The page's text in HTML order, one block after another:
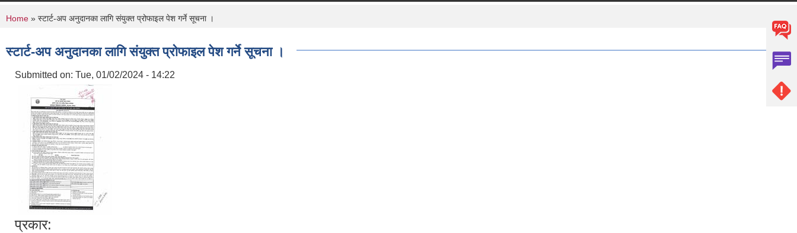
You are here
Home » स्टार्ट-अप अनुदानका लागि संयुक्त प्रोफाइल पेश गर्ने सूचना ।
स्टार्ट-अप अनुदानका लागि संयुक्त प्रोफाइल पेश गर्ने सूचना ।
Submitted on: Tue, 01/02/2024 - 14:22
प्रकार: